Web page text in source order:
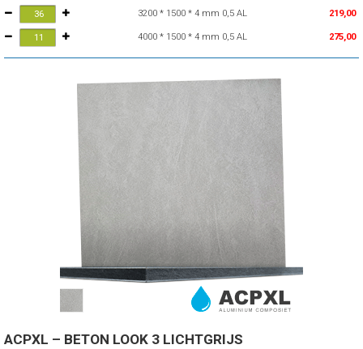
3200 * 1500 * 4 mm 0,5 AL 219,00
4000 * 1500 * 4 mm 0,5 AL 275,00
ACPXL – BETON LOOK 3 LICHTGRIJS